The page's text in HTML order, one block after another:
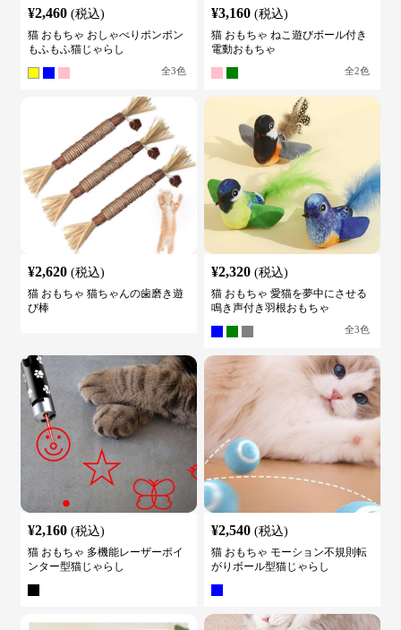
¥2,460 (税込)
猫 おもちゃ おしゃべりポンポン
もふもふ猫じゃらし
全3色
¥3,160 (税込)
猫 おもちゃ ねこ遊びボール付き
電動おもちゃ
全2色
¥2,620 (税込)
猫 おもちゃ 猫ちゃんの歯磨き遊
び棒
¥2,320 (税込)
猫 おもちゃ 愛猫を夢中にさせる
鳴き声付き羽根おもちゃ
全3色
¥2,160 (税込)
猫 おもちゃ 多機能レーザーポイ
ンター型猫じゃらし
¥2,540 (税込)
猫 おもちゃ モーション不規則転
がりボール型猫じゃらし